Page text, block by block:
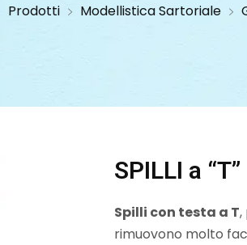
Prodotti Modellistica Sartoriale
SPILLI a “T”
Spilli con testa a T,
rimuovono molto